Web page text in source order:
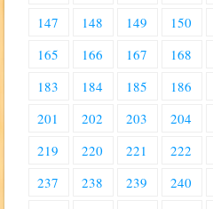
147
148 149 150
165
166 167 168
183
184 185 186
201
202 203 204
219
220 221 222
237
238 239 240